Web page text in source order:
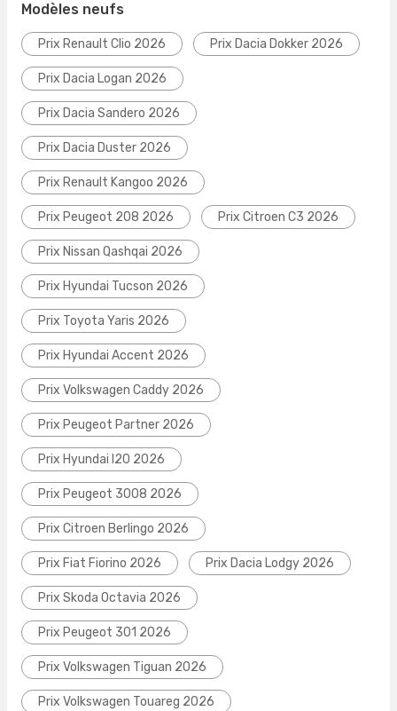
Modèles neufs
Prix Renault Clio 2026 Prix Dacia Dokker 2026
Prix Dacia Logan 2026
Prix Dacia Sandero 2026
Prix Dacia Duster 2026
Prix Renault Kangoo 2026
Prix Peugeot 208 2026 Prix Citroen C3 2026
Prix Nissan Qashqai 2026
Prix Hyundai Tucson 2026
Prix Toyota Yaris 2026
Prix Hyundai Accent 2026
Prix Volkswagen Caddy 2026
Prix Peugeot Partner 2026
Prix Hyundai I20 2026
Prix Peugeot 3008 2026
Prix Citroen Berlingo 2026
Prix Fiat Fiorino 2026 Prix Dacia Lodgy 2026
Prix Skoda Octavia 2026
Prix Peugeot 301 2026
Prix Volkswagen Tiguan 2026
Prix Volkswagen Touareg 2026